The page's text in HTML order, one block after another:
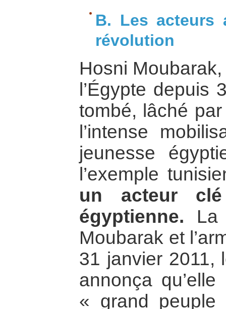
B. Les acteurs
révolution
Hosni
l’Égypte depuis
tombé, lâché
l’intense
jeunesse
l’exemple
un acteur
égyptienne. La
Moubarak et
31 janvier 2011,
annonça
« grand